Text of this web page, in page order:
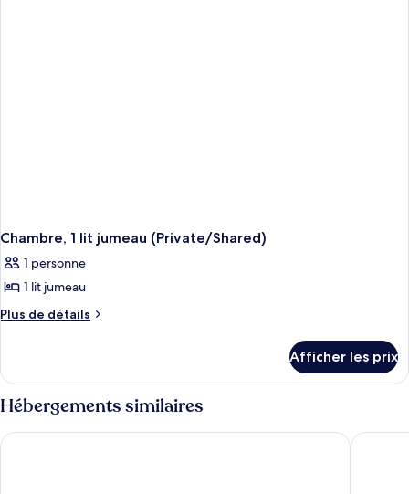
Chambre, 1 lit jumeau (Private/Shared)
1 personne
1 lit jumeau
Plus de détails
Plus
Chambre,
1
lit
jumeau
(Private/Shared)
Afficher les prix
Hébergements similaires
Super 8 by Wyndham Durham Honest